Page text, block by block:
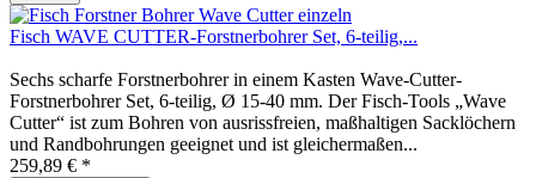
Fisch WAVE CUTTER-Forstnerbohrer Set, 6-teilig,...
Sechs scharfe Forstnerbohrer in einem Kasten Wave-Cutter-
Forstnerbohrer Set, 6-teilig, Ø 15-40 mm. Der Fisch-Tools „Wave
Cutter“ ist zum Bohren von ausrissfreien, maßhaltigen Sacklöchern
und Randbohrungen geeignet und ist gleichermaßen...
259,89 € *